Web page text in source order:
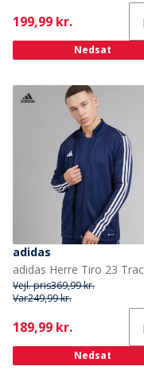
Current
199,99 kr.
Nedsat
adidas
Vejl. pris369,99 kr.
Var249,99 kr.
Current
189,99 kr.
Nedsat